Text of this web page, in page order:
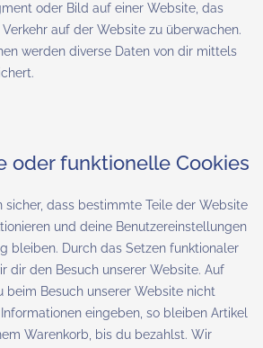
oder Bild auf einer Website, das
auf der Website zu überwachen.
werden diverse Daten von dir mittels
oder funktionelle Cookies
sicher, dass bestimmte Teile der Website
und deine Benutzereinstellungen
bleiben. Durch das Setzen funktionaler
dir den Besuch unserer Website. Auf
beim Besuch unserer Website nicht
eingeben, so bleiben Artikel
Warenkorb, bis du bezahlst. Wir